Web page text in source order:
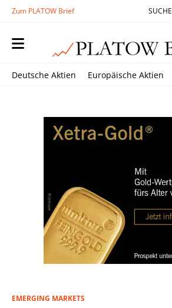
Zum PLATOW Brief SUCHE
Deutsche Aktien Europäische Aktien
EMERGING MARKETS